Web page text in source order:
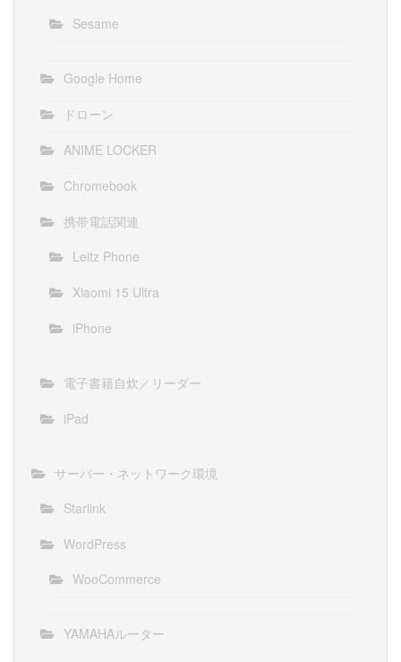
Sesame
Google Home
ドローン
ANIME LOCKER
Chromebook
携帯電話関連
Leitz Phone
Xiaomi 15 Ultra
iPhone
電子書籍自炊／リーダー
iPad
サーバー・ネットワーク環境
Starlink
WordPress
WooCommerce
YAMAHAルーター